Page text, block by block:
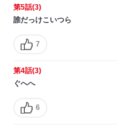
第5話(3)
誰だっけこいつら
7
第4話(3)
ぐへへ
6